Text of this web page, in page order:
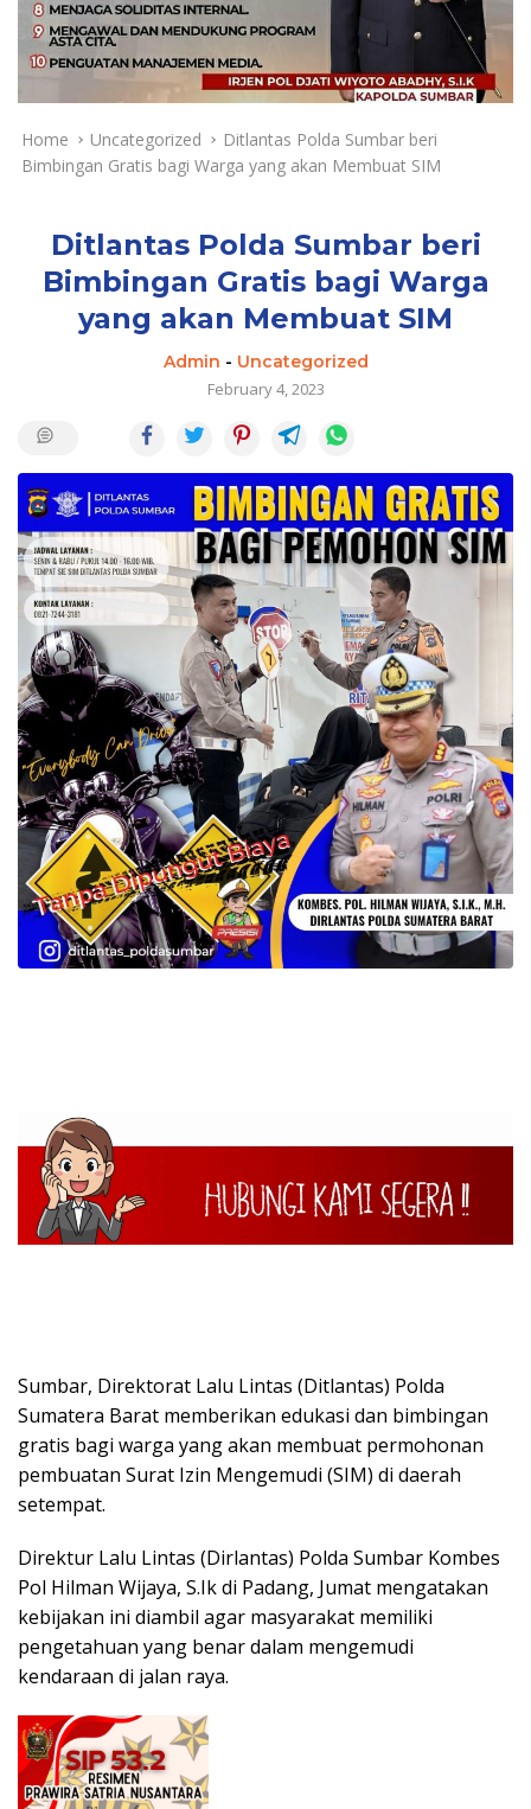
y
a
a
n
T
k
n
Home Uncategorized
Ditlantas Polda Sumbar beri
Bimbingan Gratis bagi Warga yang akan Membuat SIM
Ditlantas Polda Sumbar beri
Bimbingan Gratis bagi Warga
yang akan Membuat SIM
Admin - Uncategorized
February 4, 2023
Sumbar, Direktorat Lalu Lintas (Ditlantas) Polda
Sumatera Barat memberikan edukasi dan bimbingan
gratis bagi warga yang akan membuat permohonan
pembuatan Surat Izin Mengemudi (SIM) di daerah
setempat.
Direktur Lalu Lintas (Dirlantas) Polda Sumbar Kombes
Pol Hilman Wijaya, S.Ik di Padang, Jumat mengatakan
kebijakan ini diambil agar masyarakat memiliki
pengetahuan yang benar dalam mengemudi
kendaraan di jalan raya.